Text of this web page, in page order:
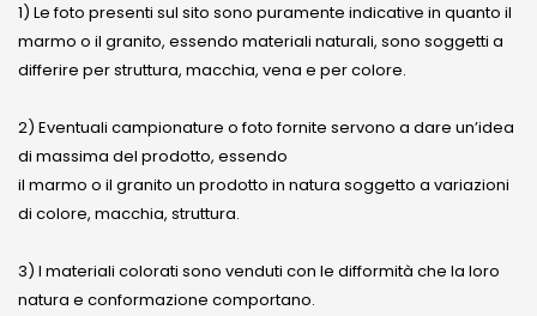
1) Le foto presenti sul sito sono puramente indicative in quanto il
marmo o il granito, essendo materiali naturali, sono soggetti a
differire per struttura, macchia, vena e per colore.
2) Eventuali campionature o foto fornite servono a dare un’idea
di massima del prodotto, essendo
il marmo o il granito un prodotto in natura soggetto a variazioni
di colore, macchia, struttura.
3) I materiali colorati sono venduti con le difformità che la loro
natura e conformazione comportano.